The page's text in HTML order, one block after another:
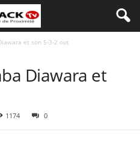
et son 5-3-2 out
Diawara et
1174 0